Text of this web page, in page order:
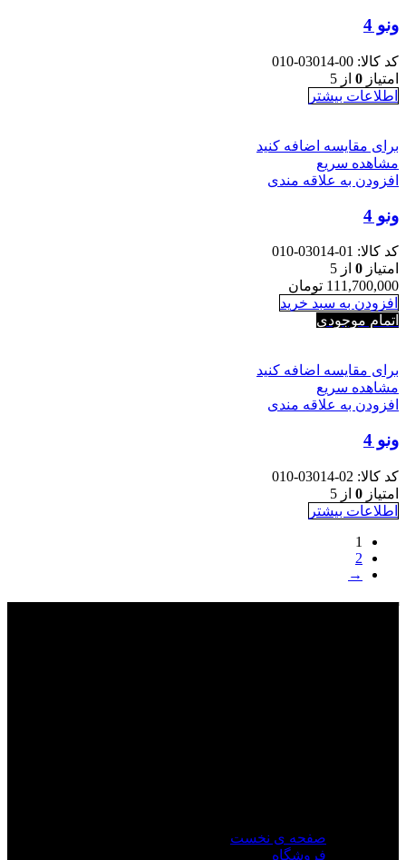
ونو 4
کد کالا: 00-03014-010
امتیاز 0 از 5
اطلاعات بیشتر
برای مقایسه اضافه کنید
مشاهده سریع
افزودن به علاقه مندی
ونو 4
کد کالا: 01-03014-010
امتیاز 0 از 5
111,700,000 تومان
افزودن به سبد خرید
اتمام موجودی
برای مقایسه اضافه کنید
مشاهده سریع
افزودن به علاقه مندی
ونو 4
کد کالا: 02-03014-010
امتیاز 0 از 5
اطلاعات بیشتر
1
2
→
صفحه ی نخست
فروشگاه